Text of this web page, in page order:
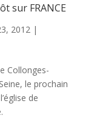
sur FRANCE
2012 |
Collonges-
le prochain
de